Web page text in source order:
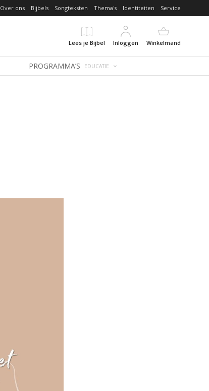
Over ons Bijbels Songteksten Thema's Identiteiten Service
Lees je Bijbel
Inloggen Winkelmand
PROGRAMMA’S EDUCATIE